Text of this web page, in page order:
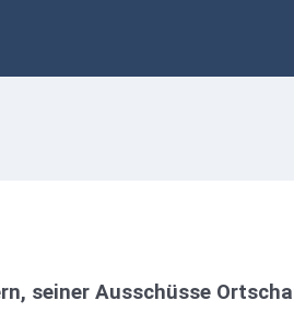
seiner Ausschüsse